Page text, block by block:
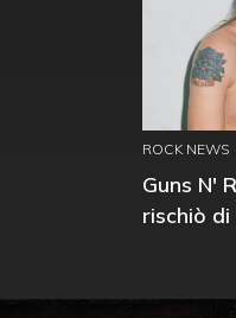
ROCK NEWS
Guns N'
rischiò